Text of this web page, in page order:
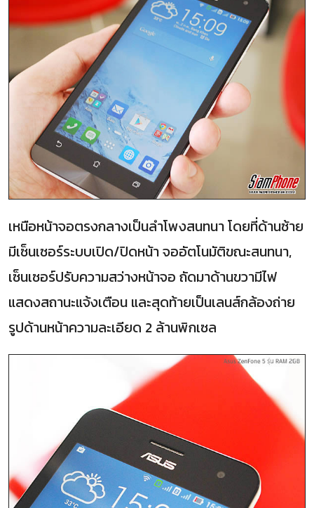
เหนือหน้าจอตรงกลางเป็นลำโพงสนทนา โดยที่ด้านซ้าย
มีเซ็นเซอร์ระบบเปิด/ปิดหน้า จออัตโนมัติขณะสนทนา,
เซ็นเซอร์ปรับความสว่างหน้าจอ ถัดมาด้านขวามีไฟ
แสดงสถานะแจ้งเตือน และสุดท้ายเป็นเลนส์กล้องถ่าย
รูปด้านหน้าความละเอียด 2 ล้านพิกเซล